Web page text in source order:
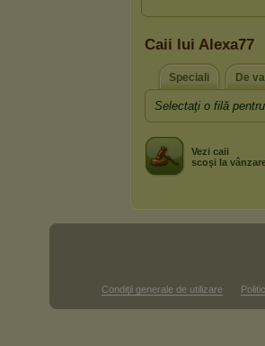
Caii lui Alexa77
Speciali De
Selectaţi o filă
Vezi caii
scoşi la
Condiţii generale de utilizare